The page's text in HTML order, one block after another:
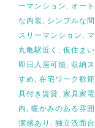
ーマンション
オー
な内装
シンプルな間
スリーマンション
丸亀駅近く
仮住まい
即日入居可能 収納
すめ
在宅ワーク歓迎
具付き賃貸 家具家
内
暖かみのある雰
潔感あり
独立洗面